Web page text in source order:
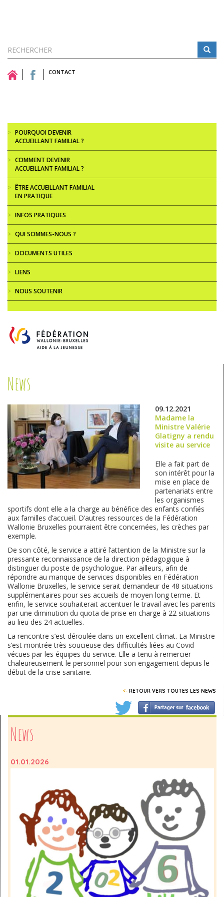
Formulaire
de
recherche
Rechercher CONTACT
> POURQUOI DEVENIR
ACCUEILLANT FAMILIAL ?
> COMMENT DEVENIR
ACCUEILLANT FAMILIAL ?
> ÊTRE ACCUEILLANT FAMILIAL
EN PRATIQUE
> INFOS PRATIQUES
> QUI SOMMES-NOUS ?
> DOCUMENTS UTILES
> LIENS
> NOUS SOUTENIR
News
09.12.2021
Madame la
Ministre Valérie
Glatigny a rendu
visite au service
Elle a fait part de
son intérêt pour la
mise en place de
partenariats entre
les organismes
sportifs dont elle a la charge au bénéfice des enfants confiés
aux familles d’accueil. D’autres ressources de la Fédération
Wallonie Bruxelles pourraient être concernées, les crèches par
exemple.
De son côté, le service a attiré l’attention de la Ministre sur la
pressante reconnaissance de la direction pédagogique à
distinguer du poste de psychologue. Par ailleurs, afin de
répondre au manque de services disponibles en Fédération
Wallonie Bruxelles, le service serait demandeur de 48 situations
supplémentaires pour ses accueils de moyen long terme. Et
enfin, le service souhaiterait accentuer le travail avec les parents
par une diminution du quota de prise en charge à 22 situations
au lieu des 24 actuelles.
La rencontre s’est déroulée dans un excellent climat. La Ministre
s’est montrée très soucieuse des difficultés liées au Covid
vécues par les équipes du service. Elle a tenu à remercier
chaleureusement le personnel pour son engagement depuis le
début de la crise sanitaire.
<- RETOUR VERS TOUTES LES NEWS
News
01.01.2026